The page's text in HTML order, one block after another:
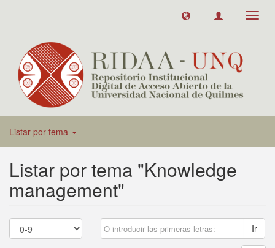
Listar por tema
Listar por tema "Knowledge
management"
Ir